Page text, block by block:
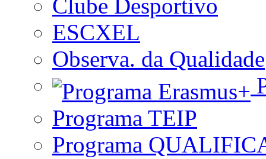
Clube Desportivo
ESCXEL
Observa. da Qualidade
Programa TEIP
Programa